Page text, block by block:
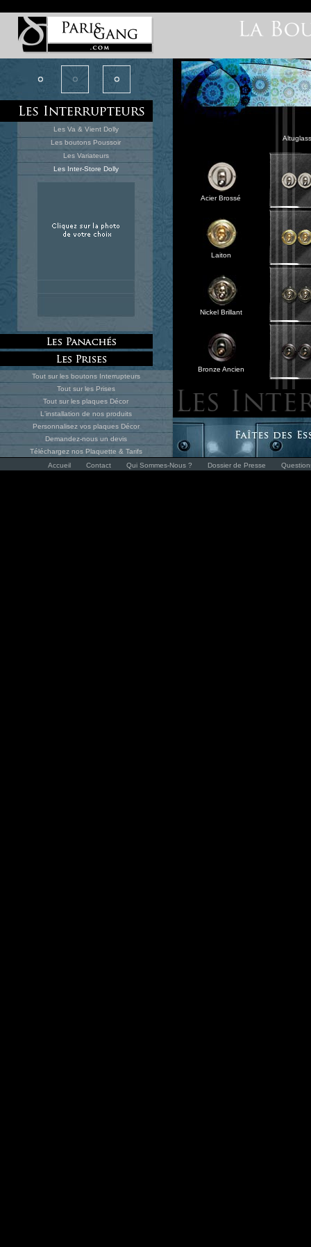
Les Va & Vient Dolly
Les boutons Poussoir
Les Variateurs
Les Inter-Store Dolly
Tout sur les boutons Interrupteurs
Tout sur les Prises
Tout sur les plaques Décor
L'installation de nos produits
Personnalisez vos plaques Décor
Demandez-nous un devis
Téléchargez nos Plaquette & Tarifs
Altuglass
Acier Brossé
Laiton
Nickel Brillant
Bronze Ancien
Accueil Contact Qui Sommes-Nous ? Dossier de Presse